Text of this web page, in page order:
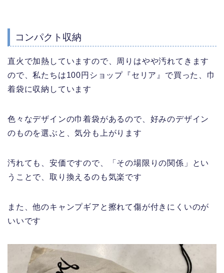
コンパクト収納
直火で加熱していますので、周りはやや汚れてきます
ので、私たちは100円ショップ『セリア』で買った、巾
着袋に収納しています
色々なデザインの巾着袋があるので、好みのデザイン
のものを選ぶと、気分も上がります
汚れても、安価ですので、「その場限りの関係」とい
うことで、取り換えるのも気楽です
また、他のキャンプギアと擦れて傷が付きにくいのが
いいです